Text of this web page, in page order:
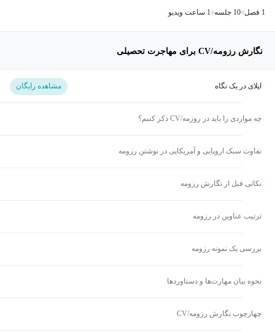
1 فصل 10 جلسه 1 ساعت ویدیو
نگارش رزومه/CV برای مهاجرت تحصیلی
اپلای در یک نگاه مشاهده رایگان
چه مواردی را باید در روزمه/CV ذکر کنیم؟
تفاوت سبک اروپایی و آمریکایی در نوشتن رزومه
نکاتی قبل از نگارش رزومه
ترتیب عناوین در رزومه
بررسی یک نمونه رزومه
نحوه بیان مهارت‌ها و دستاوردها
چهارچوب نگارش رزومه/CV